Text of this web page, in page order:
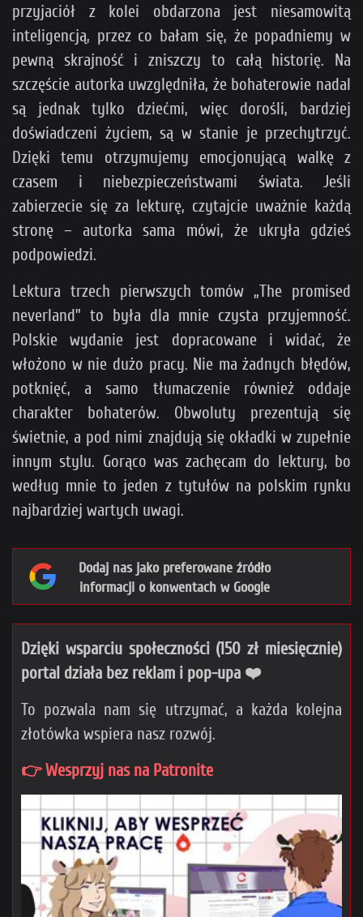
przyjaciół z kolei obdarzona jest niesamowitą
inteligencją, przez co bałam się, że popadniemy w
pewną skrajność i zniszczy to całą historię. Na
szczęście autorka uwzględniła, że bohaterowie nadal
są jednak tylko dziećmi, więc dorośli, bardziej
doświadczeni życiem, są w stanie je przechytrzyć.
Dzięki temu otrzymujemy emocjonującą walkę z
czasem i niebezpieczeństwami świata. Jeśli
zabierzecie się za lekturę, czytajcie uważnie każdą
stronę – autorka sama mówi, że ukryła gdzieś
podpowiedzi.
Lektura trzech pierwszych tomów „The promised
neverland” to była dla mnie czysta przyjemność.
Polskie wydanie jest dopracowane i widać, że
włożono w nie dużo pracy. Nie ma żadnych błędów,
potknięć, a samo tłumaczenie również oddaje
charakter bohaterów. Obwoluty prezentują się
świetnie, a pod nimi znajdują się okładki w zupełnie
innym stylu. Gorąco was zachęcam do lektury, bo
według mnie to jeden z tytułów na polskim rynku
najbardziej wartych uwagi.
Dodaj nas jako preferowane źródło
informacji o konwentach w Google
Dzięki wsparciu społeczności (150 zł miesięcznie)
portal działa bez reklam i pop-upa ❤️
To pozwala nam się utrzymać, a każda kolejna
złotówka wspiera nasz rozwój.
👉 Wesprzyj nas na Patronite